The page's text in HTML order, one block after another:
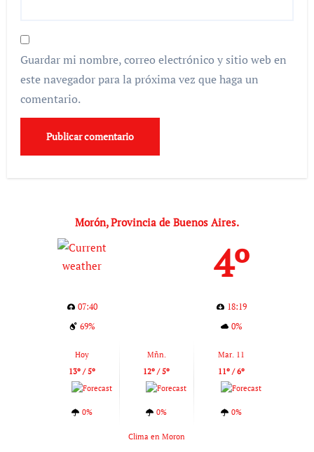
Guardar mi nombre, correo electrónico y sitio web en
este navegador para la próxima vez que haga un
comentario.
Morón, Provincia de Buenos Aires.
4º
07:40
18:19
69%
0%
Hoy
13º / 5º
0%
Mñn.
12º / 5º
0%
Mar. 11
11º / 6º
0%
Clima en Moron